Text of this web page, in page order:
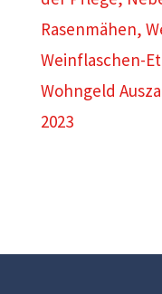
Rasenmähen,
Weinflaschen-
Wohngeld
2023